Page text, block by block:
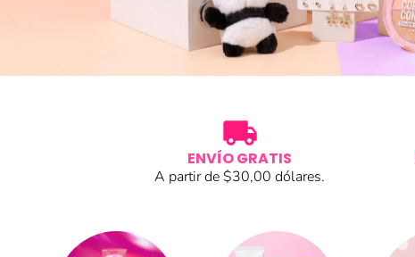
ENVÍO GRATIS
A partir de $30,00 dólares.